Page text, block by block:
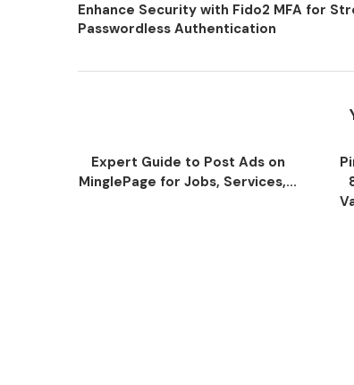
Enhance Security with Fido2 MFA for
Passwordless Authentication
Expert Guide to Post Ads on
MinglePage for Jobs, Services,...